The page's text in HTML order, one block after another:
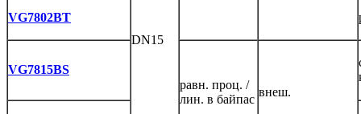
DN15
VG7802BT
VG7815BS
равн. проц. /
лин. в байпас
внеш.